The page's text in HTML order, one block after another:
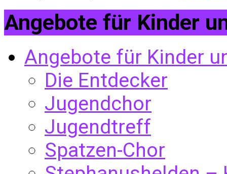
Angebote für Kinder
Angebote für Kinder
Die Entdecker
Jugendchor
Jugendtreff
Spatzen-Chor